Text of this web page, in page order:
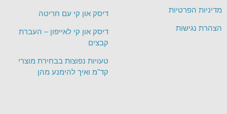
דיסק און קי עם חריטה
דיסק און קי לאייפון – העברת
קבצים
טעויות נפוצות בבחירת מוצרי
קד"מ ואיך להימנע מהן
מדיניות הפרטיות
הצהרת נגישות